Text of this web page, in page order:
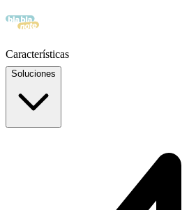
Características
Soluciones